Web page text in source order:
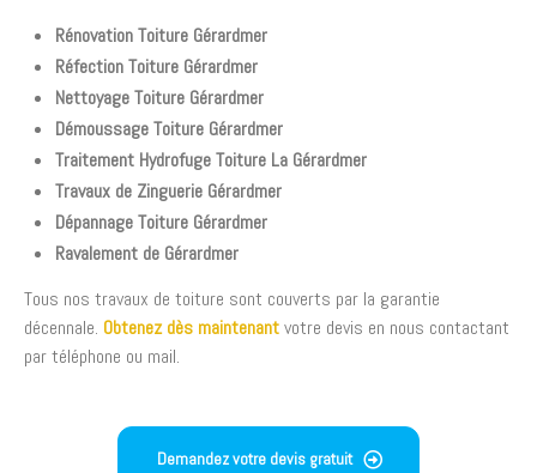
Rénovation Toiture Gérardmer
Réfection Toiture Gérardmer
Nettoyage Toiture Gérardmer
Démoussage Toiture Gérardmer
Traitement Hydrofuge Toiture La Gérardmer
Travaux de Zinguerie Gérardmer
Dépannage Toiture Gérardmer
Ravalement de Gérardmer
Tous nos travaux de toiture sont couverts par la garantie
décennale. Obtenez dès maintenantvotre devis en nous contactant
par téléphone ou mail.
Demandez votre devis gratuit